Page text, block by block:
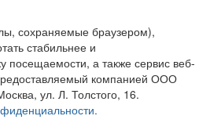
сохраняемые браузером),
стабильнее и
посещаемости, а также сервис веб-
компанией ООО
ул. Л. Толстого, 16.